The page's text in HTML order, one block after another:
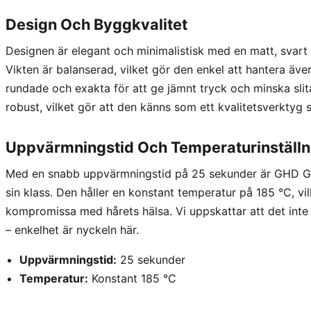
Design Och Byggkvalitet
Designen är elegant och minimalistisk med en matt,
Vikten är balanserad, vilket gör den enkel att hantera
rundade och exakta för att ge jämnt tryck och minska
robust, vilket gör att den känns som ett kvalitetsverktyg
Uppvärmningstid Och
Med en snabb uppvärmningstid på 25 sekunder är GHD
sin klass. Den håller en konstant temperatur på 185 °C,
kompromissa med hårets hälsa. Vi uppskattar att det
– enkelhet är nyckeln här.
Uppvärmningstid: 25 sekunder
Temperatur: Konstant 185 °C